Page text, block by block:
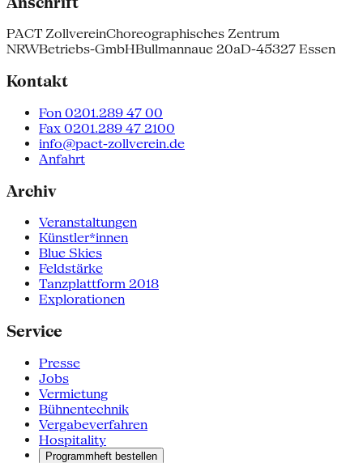
PACT ZollvereinChoreographisches Zentrum
NRWBetriebs-GmbHBullmannaue 20aD-45327 Essen
Kontakt
Fon 0201.289 47 00
Fax 0201.289 47 2100
info@pact-zollverein.de
Anfahrt
Archiv
Veranstaltungen
Künstler*innen
Blue Skies
Feldstärke
Tanzplattform 2018
Explorationen
Service
Presse
Jobs
Vermietung
Bühnentechnik
Vergabeverfahren
Hospitality
Programmheft bestellen